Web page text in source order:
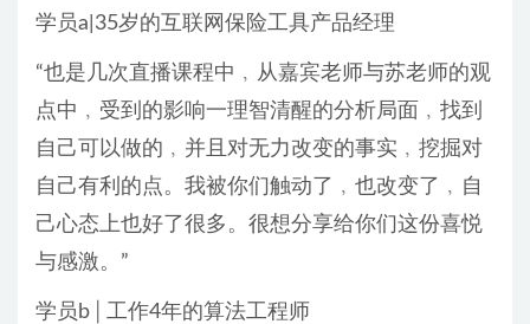
学员a|35岁的互联网保险工具产品经理
“也是几次直播课程中﹐从嘉宾老师与苏老师的观
点中﹐受到的影响一理智清醒的分析局面﹐找到
自己可以做的﹐并且对无力改变的事实﹐挖掘对
自己有利的点。我被你们触动了﹐也改变了﹐自
己心态上也好了很多。很想分享给你们这份喜悦
与感激。”
学员b│工作4年的算法工程师